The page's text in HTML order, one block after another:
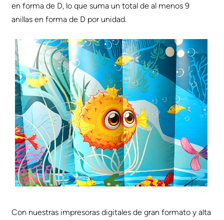
en forma de D, lo que suma un total de al menos 9
anillas en forma de D por unidad.
Con nuestras impresoras digitales de gran formato y alta